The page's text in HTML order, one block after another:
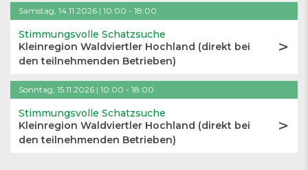
Samstag, 14.11.2026 | 10:00 - 18:00
Stimmungsvolle Schatzsuche
Kleinregion Waldviertler Hochland (direkt bei
den teilnehmenden Betrieben)
Sonntag, 15.11.2026 | 10:00 - 18:00
Stimmungsvolle Schatzsuche
Kleinregion Waldviertler Hochland (direkt bei
den teilnehmenden Betrieben)